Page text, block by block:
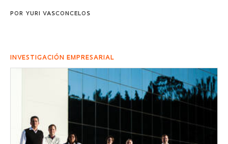
POR YURI VASCONCELOS
INVESTIGACIÓN EMPRESARIAL